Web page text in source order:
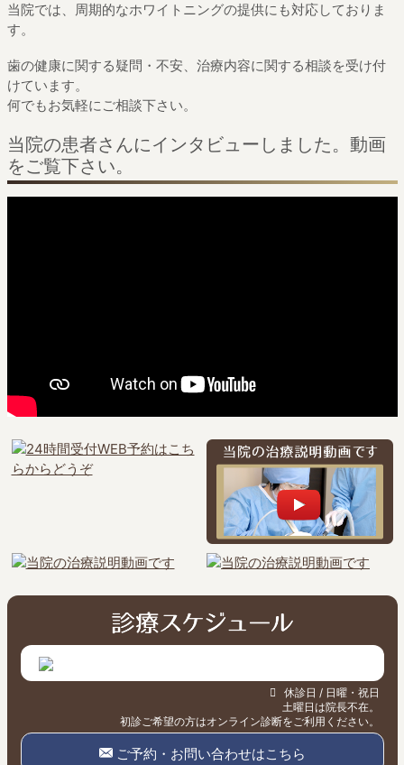
当院では、周期的なホワイトニングの提供にも対応しておりま
す。
歯の健康に関する疑問・不安、治療内容に関する相談を受け付
けています。
何でもお気軽にご相談下さい。
当院の患者さんにインタビューしました。動画
をご覧下さい。
休診日 / 日曜・祝日
土曜日は院長不在。
初診ご希望の方はオンライン診断をご利用ください。
ご予約・お問い合わせはこちら